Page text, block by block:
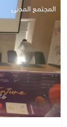
المجتمع المدني